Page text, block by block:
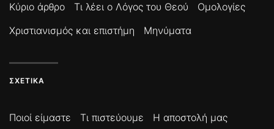
Κύριο άρθρο Τι λέει ο Λόγος του Θεού
Ομολογίες
Χριστιανισμός και επιστήμη
Μηνύματα
ΣΧΕΤΙΚΆ
Ποιοί είμαστε Τι πιστεύουμε Η αποστολή μας